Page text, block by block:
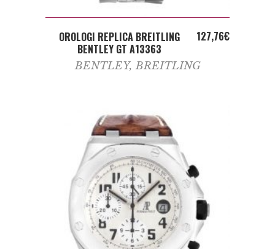
ADD TO CART
OROLOGI REPLICA BREITLING
BENTLEY GT A13363
127,76€
BENTLEY,BREITLING